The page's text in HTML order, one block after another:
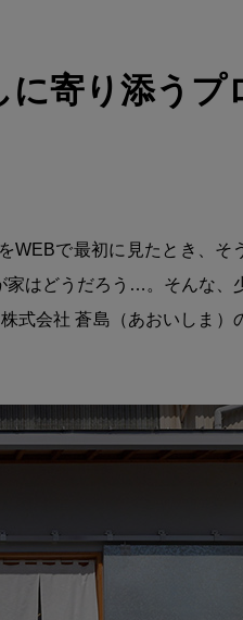
寄り添うプ
WEBで最初に見たとき、そ
家はどうだろう…。そんな、
式会社 蒼島（あおいしま）